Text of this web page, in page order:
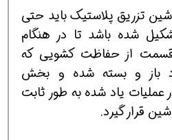
ماشین تزریق پلاستیک باید حتی
شده باشد تا در هنگام
از حفاظت کشویی که
باز و بسته شده و بخش
عملیات یاد شده به طور ثابت
قرار گیرد.